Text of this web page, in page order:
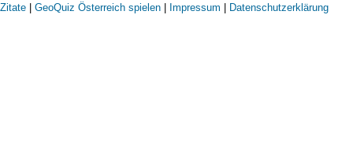
Zitate | GeoQuiz Österreich spielen | Impressum | Datenschutzerklärung